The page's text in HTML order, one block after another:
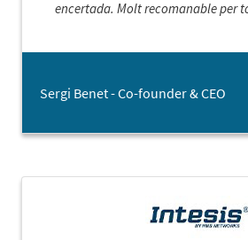
encertada. Molt recomanable per
Sergi Benet - Co-founder & CEO